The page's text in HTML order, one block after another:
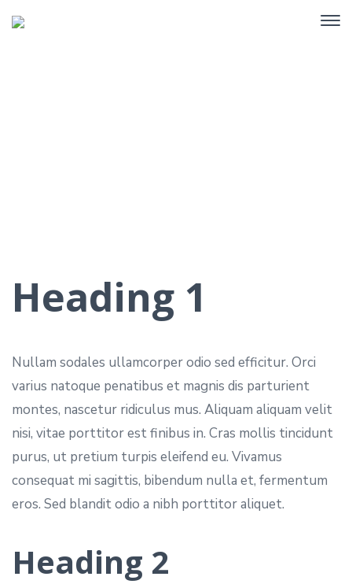
Heading 1
Nullam sodales ullamcorper odio sed efficitur. Orci
varius natoque penatibus et magnis dis parturient
montes, nascetur ridiculus mus. Aliquam aliquam velit
nisi, vitae porttitor est finibus in. Cras mollis tincidunt
purus, ut pretium turpis eleifend eu. Vivamus
consequat mi sagittis, bibendum nulla et, fermentum
eros. Sed blandit odio a nibh porttitor aliquet.
Heading 2